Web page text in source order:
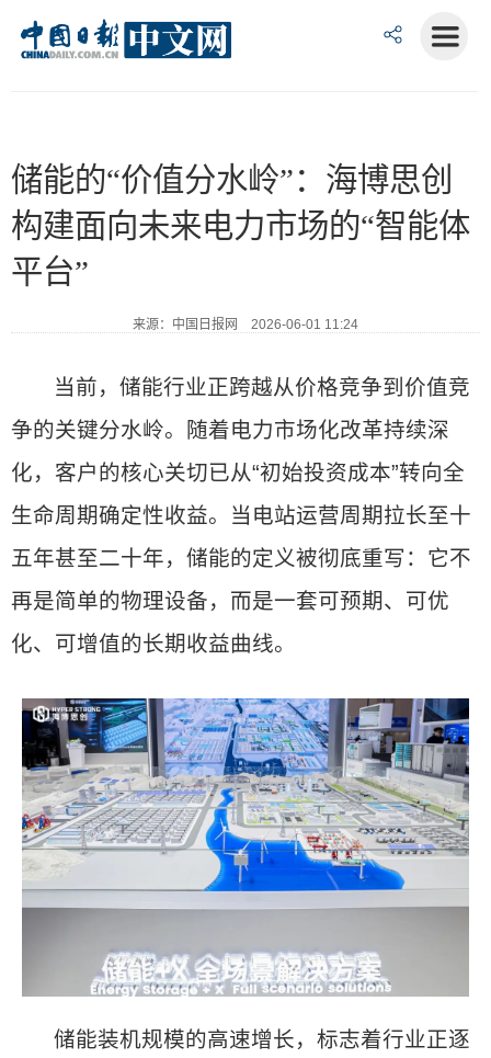
储能的“价值分水岭”：海博思创
构建面向未来电力市场的“智能体
平台”
来源：中国日报网 2026-06-01 11:24
当前，储能行业正跨越从价格竞争到价值竞
争的关键分水岭。随着电力市场化改革持续深
化，客户的核心关切已从“初始投资成本”转向全
生命周期确定性收益。当电站运营周期拉长至十
五年甚至二十年，储能的定义被彻底重写：它不
再是简单的物理设备，而是一套可预期、可优
化、可增值的长期收益曲线。
储能装机规模的高速增长，标志着行业正逐